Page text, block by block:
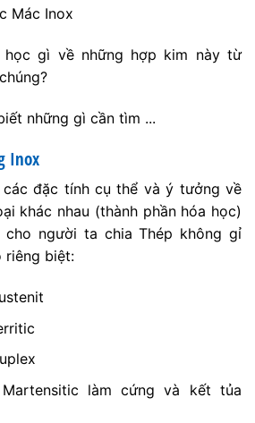
Mác Inox
học gì về những hợp kim này từ
những gì cần tìm ...
Inox
các đặc tính cụ thể và ý tưởng về
khác nhau (thành phần hóa học)
người ta chia Thép không gỉ
riêng biệt:
làm cứng và kết tủa